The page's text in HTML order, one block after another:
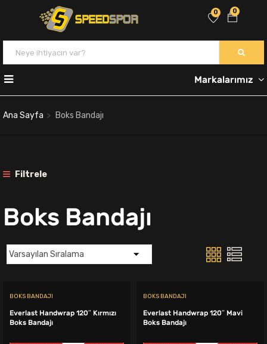
0
0
Markalarımız
Ana Sayfa Boks Bandajı
Filtrele
Boks Bandajı
BOKS BANDAJI
Everlast Handwrap 120″ Kırmızı
Boks Bandajı
BOKS BANDAJI
Everlast Handwrap 120″ Mavi
Boks Bandajı